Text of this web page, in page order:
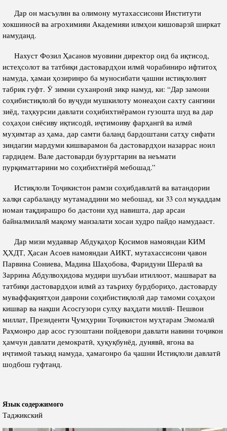
Полномочия
Биография
Пресс-центр
ПРЕЗИДЕНТ РЕСПУБЛИКИ ТАДЖИКИСТАН
Структура Института
Руководители и сотрудники
История руководителей
Дар он масъулин ва олимону мутахассисони Институти
хокшиносӣ ва агрохимияи Академияи илмҳои кишоварзӣ ширкат
намуданд.
Нахуст Фозил Ҳасанов муовини директор оид ба иқтисод,
истеҳсолот ва татбиқи дастовардҳои илмӣ чорабиниро ифтитоҳ
намуда, ҳамаи ҳозиринро ба муносибати ҷашни истиқлолият
табрик гуфт. Ӯ зимни суханронӣ зикр намуд, ки: “Дар замони
соҳибистиқлолӣ бо вуҷуди мушкилоту монеаҳои сахту сангини
зиёд, таҳкурсии давлати соҳибихтиёрамон гузошта шуд ва дар
соҳаҳои сиёсиву иқтисодӣ, иҷтимоиву фарҳангӣ ва илмӣ
муҳимтар аз ҳама, дар самти баланд бардоштани сатҳу сифати
зиндагии мардуми кишварамон ба дастовардҳои назаррас ноил
гардидем. Вале дастоварди бузургтарин ва неъмати
пурқиматтарини мо соҳибихтиёрӣ мебошад.”
Истиқлоли Тоҷикистон рамзи соҳибдавлатӣ ва ватандории
халқи сарбаланду мутамаддини мо мебошад, ки 33 сол муқаддам
номаи тақдирашро бо дастони худ навишта, дар арсаи
байналмилалӣ мақому манзалати хосаи худро пайдо намудааст.
Дар мизи мудаввар Абдуқаҳор Қосимов намояндаи КИМ
ҲХДТ, Ҳасан Асоев намояндаи АИКТ, мутахассисони ҷавон
Парвина Сониева, Мадина Шаҳобова, Фаридуни Шералӣ ва
Заррина Абдулвоҳидова мудири шуъбаи итиллоот, машварат ва
татбиқи дастовардҳои илмӣ аз таъриху бурдбориҳо, дастоварду
муваффақиятҳои даврони соҳибистиқлолӣ дар тамоми соҳаҳои
кишвар ва нақши Асосгузори сулҳу ваҳдати миллӣ- Пешвои
миллат, Президенти Ҷумҳурии Тоҷикистон муҳтарам Эмомалӣ
Раҳмонро дар асос гузоштани пойдевори давлати навини тоҷикон
ҳамчун давлати демократӣ, ҳуқуқбунёд, дунявӣ, ягона ва
иҷтимоӣ таъкид намуда, ҳамагонро ба ҷашни Истиқлоли давлатӣ
шодбош гуфтанд.
Язык содержимого
Таджикский